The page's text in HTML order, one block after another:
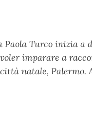
Paola Turco inizia a
imparare a
natale, Palermo.